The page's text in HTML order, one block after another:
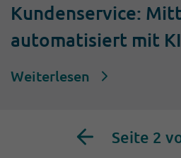
Kundenservice:
automatisiert mit KI
Weiterlesen
Seite 2